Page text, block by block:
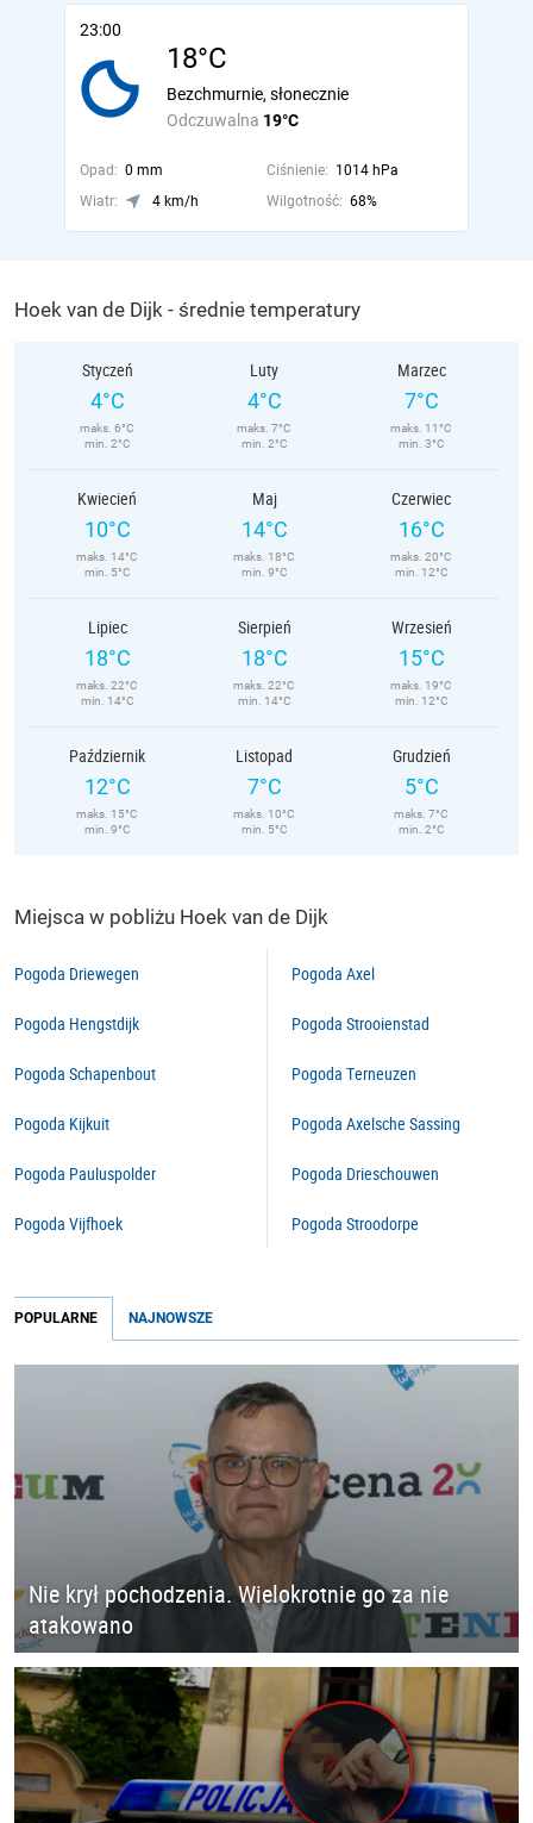
23:00
18°C
Odczuwalna 19°C
Bezchmurnie, słonecznie
Opad: 0 mm Ciśnienie: 1014 hPa
Wiatr:
4 km/h Wilgotność: 68%
Hoek van de Dijk - średnie temperatury
Styczeń
4°C
maks. 6°C
min. 2°C
Luty
4°C
maks. 7°C
min. 2°C
Marzec
7°C
maks. 11°C
min. 3°C
Kwiecień
10°C
maks. 14°C
min. 5°C
Maj
14°C
maks. 18°C
min. 9°C
Czerwiec
16°C
maks. 20°C
min. 12°C
Lipiec
18°C
maks. 22°C
min. 14°C
Sierpień
18°C
maks. 22°C
min. 14°C
Wrzesień
15°C
maks. 19°C
min. 12°C
Październik
12°C
maks. 15°C
min. 9°C
Listopad
7°C
maks. 10°C
min. 5°C
Grudzień
5°C
maks. 7°C
min. 2°C
Miejsca w pobliżu Hoek van de Dijk
Pogoda Driewegen
Pogoda Hengstdijk
Pogoda Schapenbout
Pogoda Kijkuit
Pogoda Pauluspolder
Pogoda Vijfhoek
Pogoda Axel
Pogoda Strooienstad
Pogoda Terneuzen
Pogoda Axelsche Sassing
Pogoda Drieschouwen
Pogoda Stroodorpe
POPULARNE NAJNOWSZE
Nie krył pochodzenia. Wielokrotnie go za nie
atakowano